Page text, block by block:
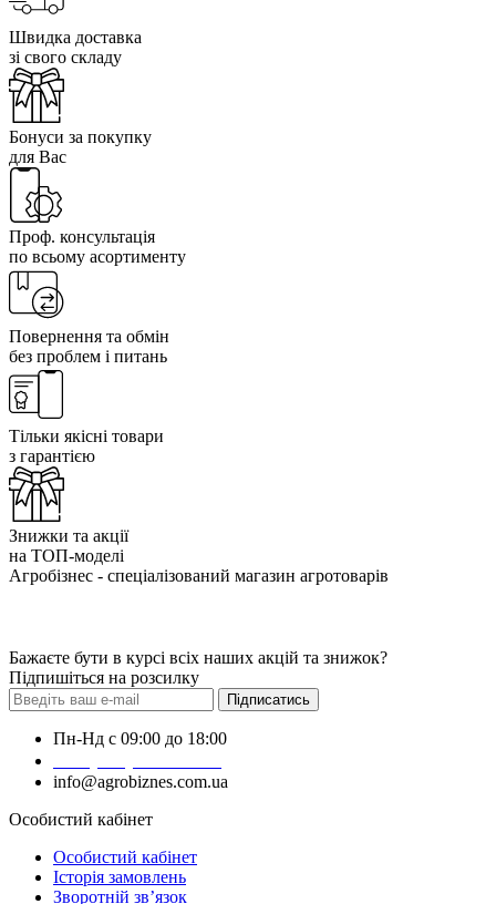
Швидка доставка
зі свого складу
Бонуси за покупку
для Вас
Проф. консультація
по всьому асортименту
Повернення та обмін
без проблем і питань
Тільки якісні товари
з гарантією
Знижки та акції
на ТОП-моделі
Агробізнес - спеціалізований магазин агротоварів
Бажаєте бути в курсі всіх наших акцій та знижок?
Підпишіться на розсилку
Підписатись
Пн-Нд с 09:00 до 18:00
info@agrobiznes.com.ua
Особистий кабінет
Особистий кабінет
Історія замовлень
Зворотній зв’язок